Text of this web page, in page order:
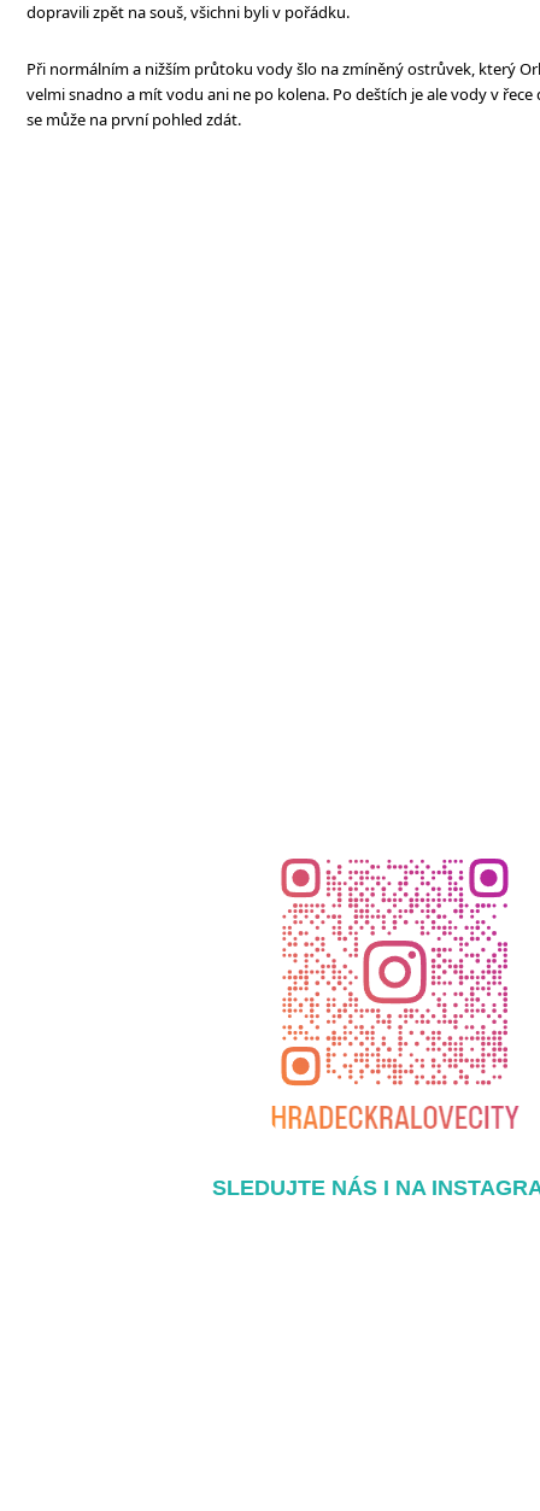
dopravili zpět na souš, všichni byli v pořádku.
Při normálním a nižším průtoku vody šlo na zmíněný ostrůvek, který
velmi snadno a mít vodu ani ne po kolena. Po deštích je ale vody v řece
se může na první pohled zdát.
SLEDUJTE NÁS I NA